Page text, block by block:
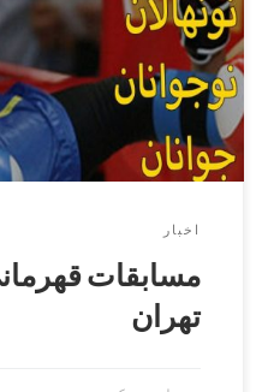
مسابقات قهرمانی بانوان استان
اخبار
مسابقات
تهران